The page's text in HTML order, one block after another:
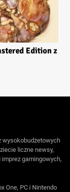
Edition z
wysokobudżetowych
liczne newsy,
gamingowych,
One, PC i Nintendo